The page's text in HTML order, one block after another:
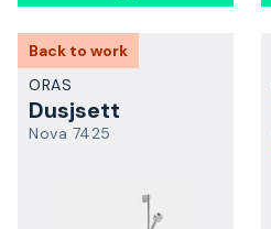
Back to work
ORAS
Dusjsett
Nova 7425